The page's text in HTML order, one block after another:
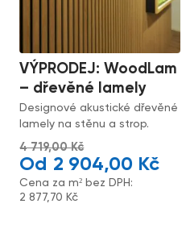
VÝPRODEJ: WoodLam
– dřevěné lamely
Designové akustické dřevěné
lamely na stěnu a strop.
4 719,00Kč
2 904,00 Kč
Cena za m² bez DPH:
2 877,70 Kč